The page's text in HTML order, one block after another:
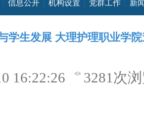
信息公开 机构设置 党群工作 新
学生发展 大理护理职业学
16:22:26
3281次